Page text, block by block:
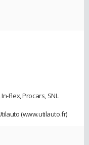
Flex, Procars, SNL
(www.utilauto.fr)